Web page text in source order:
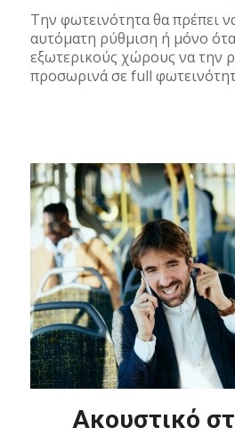
Την φωτεινότητα θα πρέπει
αυτόματη ρύθμιση ή μόνο
εξωτερικούς χώρους να την
προσωρινά σε full
Ακουστικό